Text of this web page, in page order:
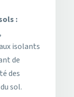
:
isolants
de
des
sol.